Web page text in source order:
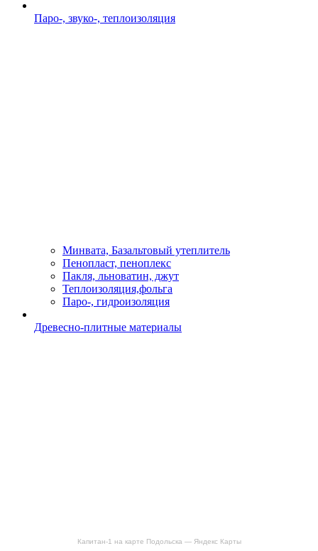
Капитан-1 на карте Подольска — Яндекс Карты
Паро-, звуко-, теплоизоляция
Минвата, Базальтовый утеплитель
Пенопласт, пеноплекс
Пакля, льноватин, джут
Теплоизоляция,фольга
Паро-, гидроизоляция
Древесно-плитные материалы